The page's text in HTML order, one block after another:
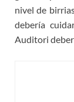
nivel de
debería
Auditori